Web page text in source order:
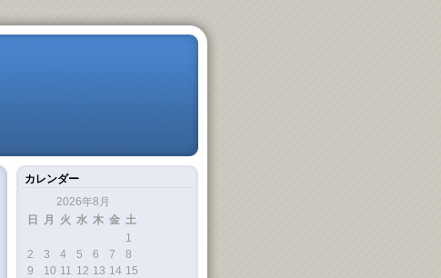
カレンダー
2026年8月
日
月 火 水 木 金 土
1
2
3 4 5 6 7
8
9
10 11 12 13 14 15